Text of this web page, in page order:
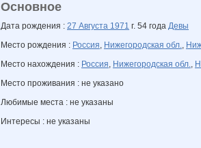
Основное
Дата рождения : 27 Августа 1971 г. 54 года Девы
Место рождения : Россия, Нижегородская обл.,
Место нахождения : Россия, Нижегородская обл.,
Место проживания : не указано
Любимые места : не указаны
Интересы : не указаны